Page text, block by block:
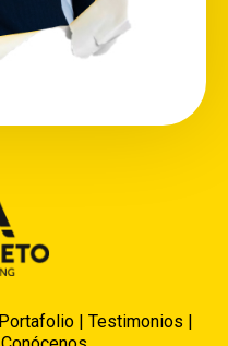
Portafolio Testimonios